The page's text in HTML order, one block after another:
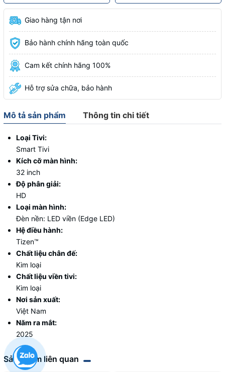
Giao hàng tận nơi
Bảo hành chính hãng toàn quốc
Cam kết chính hãng 100%
Hỗ trợ sửa chữa, bảo hành
Mô tả sản phẩm Thông tin chi tiết
Loại Tivi:
Smart Tivi
Kích cỡ màn hình:
32 inch
Độ phân giải:
HD
Loại màn hình:
Đèn nền: LED viền (Edge LED)
Hệ điều hành:
Tizen™
Chất liệu chân đế:
Kim loại
Chất liệu viền tivi:
Kim loại
Nơi sản xuất:
Việt Nam
Năm ra mắt:
2025
Sản phẩm liên quan